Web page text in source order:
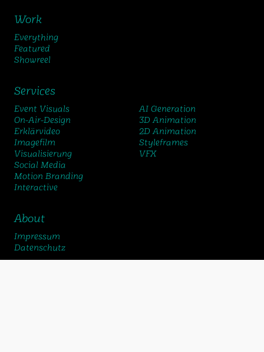
Work
Everything
Featured
Showreel
Services
Event Visuals
On-Air-Design
Erklärvideo
Imagefilm
Visualisierung
Social Media
Motion Branding
Interactive
AI Generation
3D Animation
2D Animation
Styleframes
VFX
About
Impressum
Datenschutz